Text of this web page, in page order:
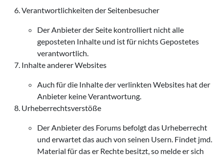
Verantwortlichkeiten der Seitenbesucher
Der Anbieter der Seite kontrolliert nicht alle
geposteten Inhalte und ist für nichts Gepostetes
verantwortlich.
Inhalte anderer Websites
Auch für die Inhalte der verlinkten Websites hat der
Anbieter keine Verantwortung.
Urheberrechtsverstöße
Der Anbieter des Forums befolgt das Urheberrecht
und erwartet das auch von seinen Usern. Findet jmd.
Material für das er Rechte besitzt, so melde er sich